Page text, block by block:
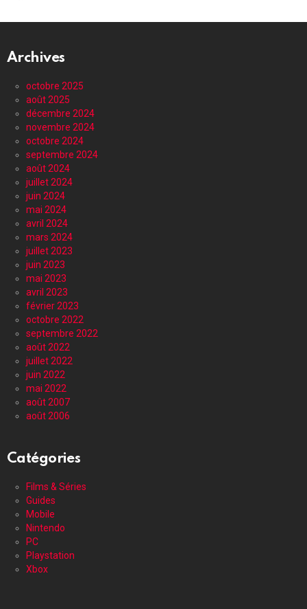
Archives
octobre 2025
août 2025
décembre 2024
novembre 2024
octobre 2024
septembre 2024
août 2024
juillet 2024
juin 2024
mai 2024
avril 2024
mars 2024
juillet 2023
juin 2023
mai 2023
avril 2023
février 2023
octobre 2022
septembre 2022
août 2022
juillet 2022
juin 2022
mai 2022
août 2007
août 2006
Catégories
Films & Séries
Guides
Mobile
Nintendo
PC
Playstation
Xbox